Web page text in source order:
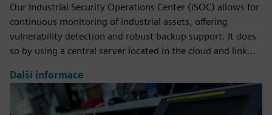
Our Industrial Security Operations Center (iSOC) allows for
continuous monitoring of industrial assets, offering
vulnerability detection and robust backup support. It does
so by using a central server located in the cloud and link...
Další informace